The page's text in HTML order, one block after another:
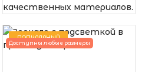
качественных материалов.
ПОПУЛЯРНЫЙ
Доступны любые размеры